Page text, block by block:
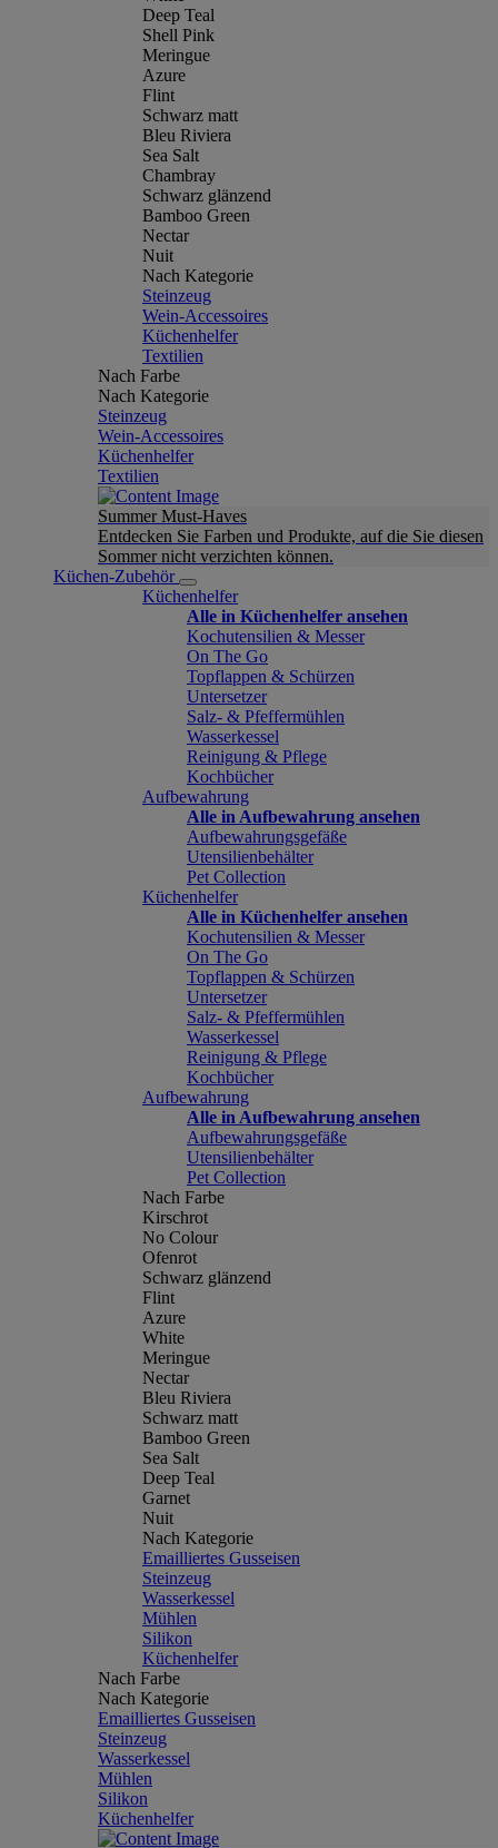
Deep Teal
Shell Pink
Meringue
Azure
Flint
Schwarz matt
Bleu Riviera
Sea Salt
Chambray
Schwarz glänzend
Bamboo Green
Nectar
Nuit
Nach Kategorie
Steinzeug
Wein-Accessoires
Küchenhelfer
Textilien
Nach Farbe
Nach Kategorie
Steinzeug
Wein-Accessoires
Küchenhelfer
Textilien
Summer Must-Haves
Entdecken Sie Farben und Produkte, auf die Sie diesen
Sommer nicht verzichten können.
Küchen-Zubehör
Küchenhelfer
Alle in Küchenhelfer ansehen
Kochutensilien & Messer
On The Go
Topflappen & Schürzen
Untersetzer
Salz- & Pfeffermühlen
Wasserkessel
Reinigung & Pflege
Kochbücher
Aufbewahrung
Alle in Aufbewahrung ansehen
Aufbewahrungsgefäße
Utensilienbehälter
Pet Collection
Küchenhelfer
Alle in Küchenhelfer ansehen
Kochutensilien & Messer
On The Go
Topflappen & Schürzen
Untersetzer
Salz- & Pfeffermühlen
Wasserkessel
Reinigung & Pflege
Kochbücher
Aufbewahrung
Alle in Aufbewahrung ansehen
Aufbewahrungsgefäße
Utensilienbehälter
Pet Collection
Nach Farbe
Kirschrot
No Colour
Ofenrot
Schwarz glänzend
Flint
Azure
White
Meringue
Nectar
Bleu Riviera
Schwarz matt
Bamboo Green
Sea Salt
Deep Teal
Garnet
Nuit
Nach Kategorie
Emailliertes Gusseisen
Steinzeug
Wasserkessel
Mühlen
Silikon
Küchenhelfer
Nach Farbe
Nach Kategorie
Emailliertes Gusseisen
Steinzeug
Wasserkessel
Mühlen
Silikon
Küchenhelfer